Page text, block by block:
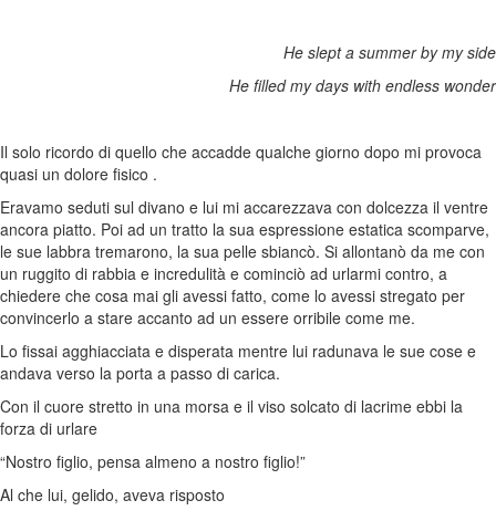
He slept a summer by my side
He filled my days with endless wonder
Il solo ricordo di quello che accadde qualche giorno dopo mi provoca
quasi un dolore fisico .
Eravamo seduti sul divano e lui mi accarezzava con dolcezza il ventre
ancora piatto. Poi ad un tratto la sua espressione estatica scomparve,
le sue labbra tremarono, la sua pelle sbiancò. Si allontanò da me con
un ruggito di rabbia e incredulità e cominciò ad urlarmi contro, a
chiedere che cosa mai gli avessi fatto, come lo avessi stregato per
convincerlo a stare accanto ad un essere orribile come me.
Lo fissai agghiacciata e disperata mentre lui radunava le sue cose e
andava verso la porta a passo di carica.
Con il cuore stretto in una morsa e il viso solcato di lacrime ebbi la
forza di urlare
“Nostro figlio, pensa almeno a nostro figlio!”
Al che lui, gelido, aveva risposto